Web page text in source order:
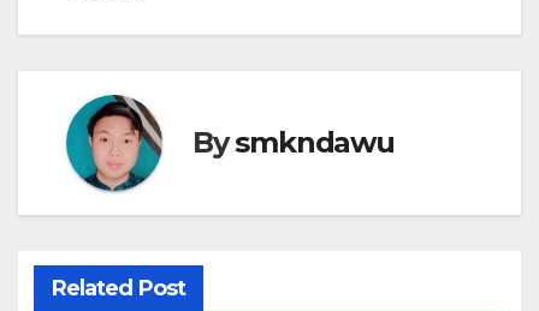
Bysmkndawu
Related Post